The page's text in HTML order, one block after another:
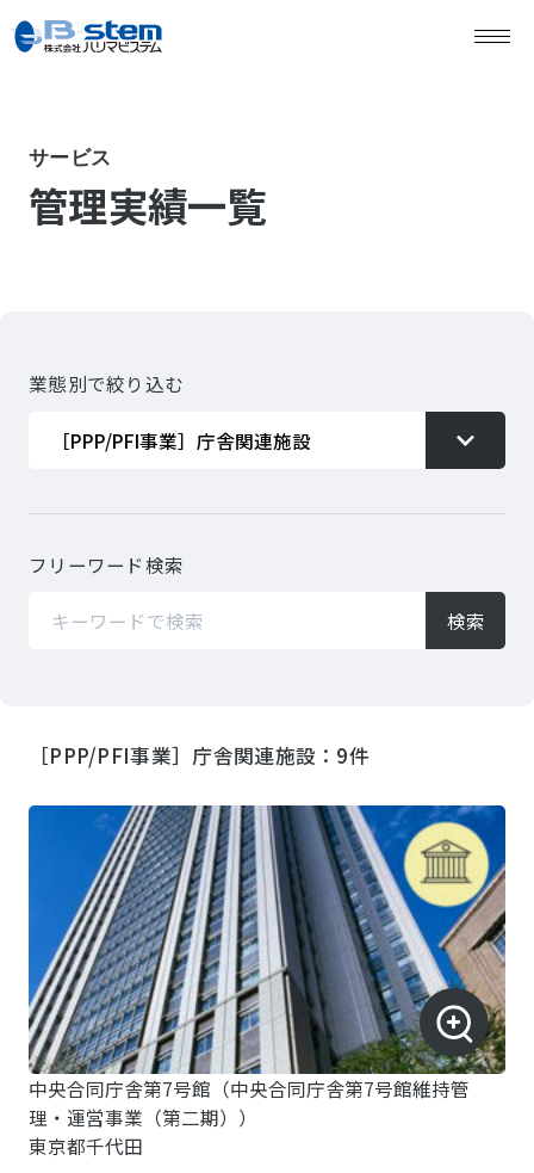
サービス
管理実績一覧
業態別で絞り込む
フリーワード検索​
検索
［PPP/PFI事業］庁舎関連施設：9件
中央合同庁舎第7号館（中央合同庁舎第7号館維持管
理・運営事業（第二期））
東京都千代田